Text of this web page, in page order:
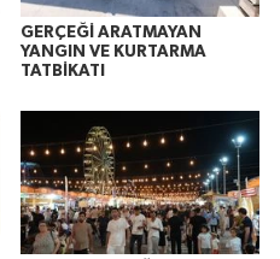
GERÇEĞİ ARATMAYAN
YANGIN VE KURTARMA
TATBİKATI